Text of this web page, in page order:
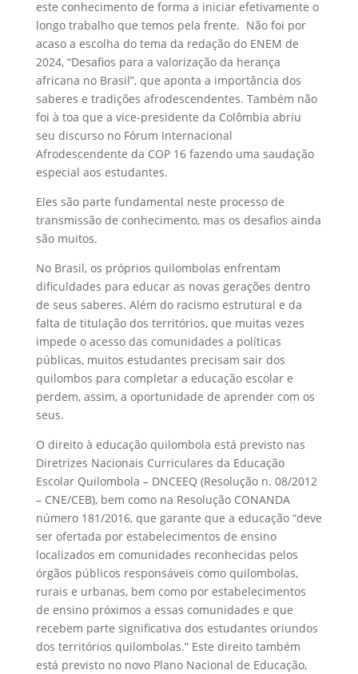
este conhecimento de forma a iniciar efetivamente o
longo trabalho que temos pela frente. Não foi por
acaso a escolha do tema da redação do ENEM de
2024, “Desafios para a valorização da herança
africana no Brasil”, que aponta a importância dos
saberes e tradições afrodescendentes. Também não
foi à toa que a vice-presidente da Colômbia abriu
seu discurso no Fórum Internacional
Afrodescendente da COP 16 fazendo uma saudação
especial aos estudantes.
Eles são parte fundamental neste processo de
transmissão de conhecimento, mas os desafios ainda
são muitos.
No Brasil, os próprios quilombolas enfrentam
dificuldades para educar as novas gerações dentro
de seus saberes. Além do racismo estrutural e da
falta de titulação dos territórios, que muitas vezes
impede o acesso das comunidades a políticas
públicas, muitos estudantes precisam sair dos
quilombos para completar a educação escolar e
perdem, assim, a oportunidade de aprender com os
seus.
O direito à educação quilombola está previsto nas
Diretrizes Nacionais Curriculares da Educação
Escolar Quilombola – DNCEEQ (Resolução n. 08/2012
– CNE/CEB), bem como na Resolução CONANDA
número 181/2016, que garante que a educação “deve
ser ofertada por estabelecimentos de ensino
localizados em comunidades reconhecidas pelos
órgãos públicos responsáveis como quilombolas,
rurais e urbanas, bem como por estabelecimentos
de ensino próximos a essas comunidades e que
recebem parte significativa dos estudantes oriundos
dos territórios quilombolas.” Este direito também
está previsto no novo Plano Nacional de Educação,